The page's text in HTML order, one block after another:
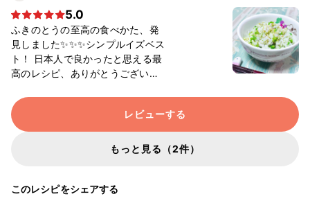
5.0
ふきのとうの至高の食べかた、発
見しました✨✨✨シンプルイズベス
ト！ 日本人で良かったと思える最
高のレシピ、ありがとうございま
レビューする
もっと見る（2件）
このレシピをシェアする